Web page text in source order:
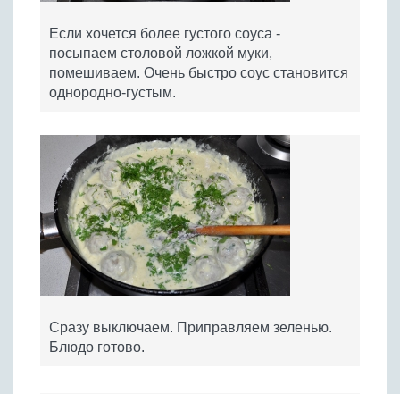
Если хочется более густого соуса -
посыпаем столовой ложкой муки,
помешиваем. Очень быстро соус становится
однородно-густым.
Сразу выключаем. Приправляем зеленью.
Блюдо готово.